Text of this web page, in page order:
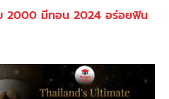
2000 มีทอน 2024 อร่อยฟิน